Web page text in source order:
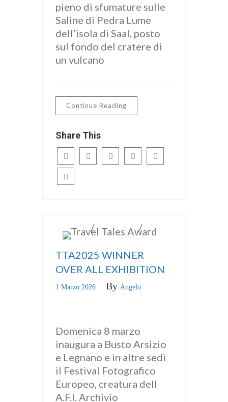
pieno di sfumature sulle
Saline di Pedra Lume
dell’isola di Saal, posto
sul fondo del cratere di
un vulcano
Continue Reading
Share This
INGLESE/ ITALIANO/news
TTA2025 WINNER
OVER ALL EXHIBITION
1 Marzo 2026 By Angelo
Domenica 8 marzo
inaugura a Busto Arsizio
e Legnano e in altre sedi
il Festival Fotografico
Europeo, creatura dell
A.F.I. Archivio